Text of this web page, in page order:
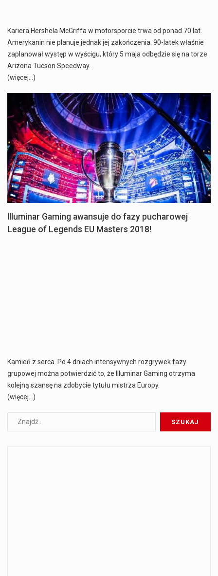
Kariera Hershela McGriffa w motorsporcie trwa od ponad 70 lat.
Amerykanin nie planuje jednak jej zakończenia. 90-latek właśnie
zaplanował występ w wyścigu, który 5 maja odbędzie się na torze
Arizona Tucson Speedway.
(więcej…)
Illuminar Gaming awansuje do fazy pucharowej
League of Legends EU Masters 2018!
Kamień z serca. Po 4 dniach intensywnych rozgrywek fazy
grupowej można potwierdzić to, że Illuminar Gaming otrzyma
kolejną szansę na zdobycie tytułu mistrza Europy.
(więcej…)